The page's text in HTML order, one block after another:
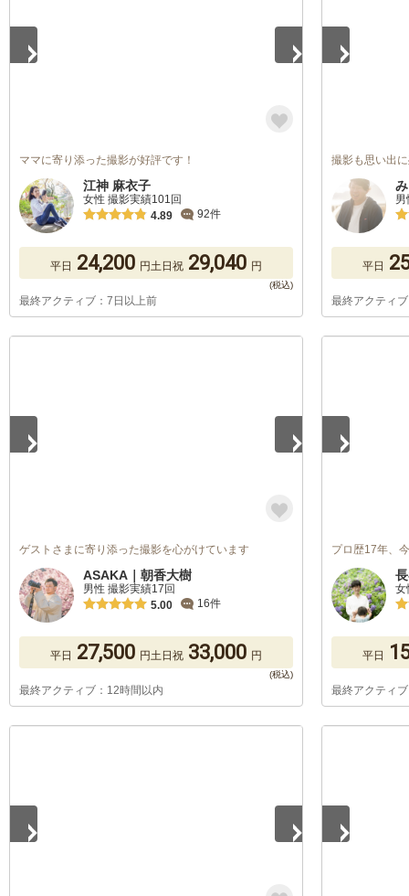
ママに寄り添った撮影が好評です！
江神 麻衣子
女性 撮影実績101回
4.89
92件
平日 24,200 円土日祝 29,040 円
最終アクティブ：7日以上前
撮影も思い出
平日
最終アクティ
ゲストさまに寄り添った撮影を心がけています
ASAKA｜朝香大樹
男性 撮影実績17回
5.00
16件
平日 27,500 円土日祝 33,000 円
最終アクティブ：12時間以内
プロ歴17年、
女
平日
最終アクティ